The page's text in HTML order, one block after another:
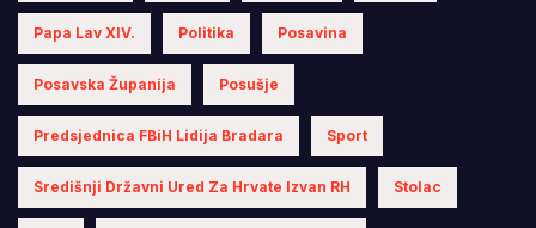
Papa Lav XIV. Politika Posavina
Posavska Županija Posušje
Predsjednica FBiH Lidija Bradara Sport
Središnji Državni Ured Za Hrvate Izvan RH Stolac